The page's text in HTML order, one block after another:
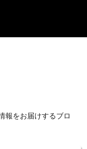
報をお届けするブロ